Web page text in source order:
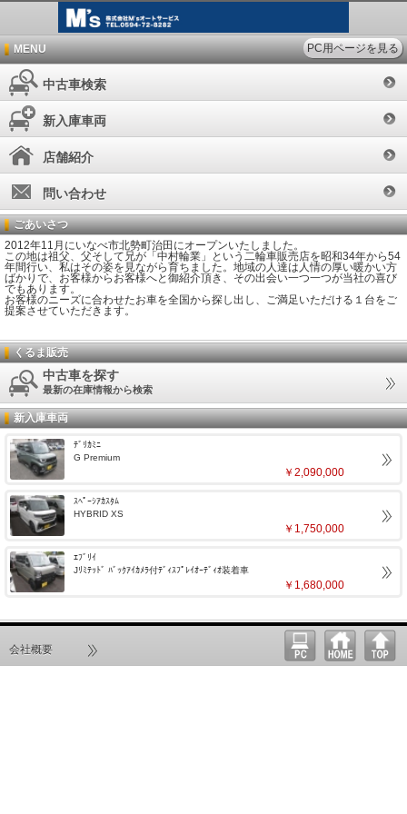
MENU PC用ページを見る
中古車検索
新入庫車両
店舗紹介
問い合わせ
ごあいさつ
2012年11月にいなべ市北勢町治田にオープンいたしました。
この地は祖父、父そして兄が「中村輪業」という二輪車販売店を昭和34年から54
年間行い、私はその姿を見ながら育ちました。地域の人達は人情の厚い暖かい方
ばかりで、お客様からお客様へと御紹介頂き、その出会い一つ一つが当社の喜び
でもあります。
お客様のニーズに合わせたお車を全国から探し出し、ご満足いただける１台をご
提案させていただきます。
くるま販売
中古車を探す
最新の在庫情報から検索
新入庫車両
ﾃﾞﾘｶﾐﾆ
G Premium
￥2,090,000
ｽﾍﾟｰｼｱｶｽﾀﾑ
HYBRID XS
￥1,750,000
ｴﾌﾞﾘｲ
Jﾘﾐﾃｯﾄﾞ ﾊﾞｯｸｱｲｶﾒﾗ付ﾃﾞｨｽﾌﾟﾚｲｵｰﾃﾞｨｵ装着車
￥1,680,000
会社概要